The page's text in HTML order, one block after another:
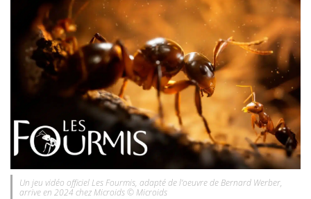
Un jeu vidéo officiel Les Fourmis, adapté de l’oeuvre de Bernard Werber,
arrive en 2024 chez Microids © Microids